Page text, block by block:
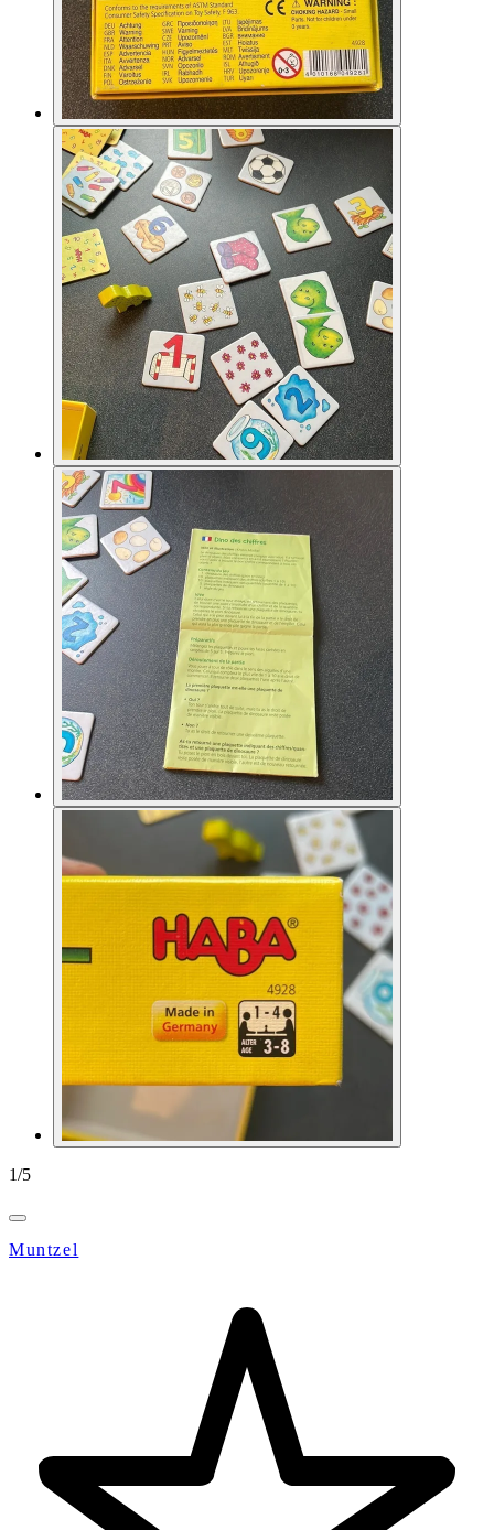
1/5
Muntzel